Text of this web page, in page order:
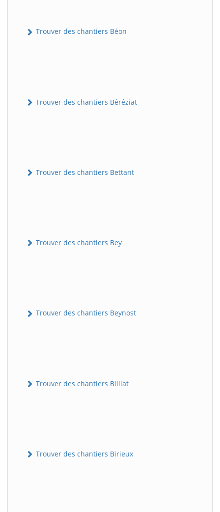
Trouver des chantiers Béon
Trouver des chantiers Béréziat
Trouver des chantiers Bettant
Trouver des chantiers Bey
Trouver des chantiers Beynost
Trouver des chantiers Billiat
Trouver des chantiers Birieux